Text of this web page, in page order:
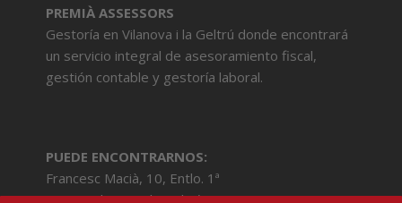
PREMIÀ ASSESSORS
Gestoría en Vilanova i la Geltrú donde encontrará
un servicio integral de asesoramiento fiscal,
gestión contable y gestoría laboral.
PUEDE ENCONTRARNOS:
Francesc Macià, 10, Entlo. 1ª
08800 Vilanova i la Geltrú (BCN)